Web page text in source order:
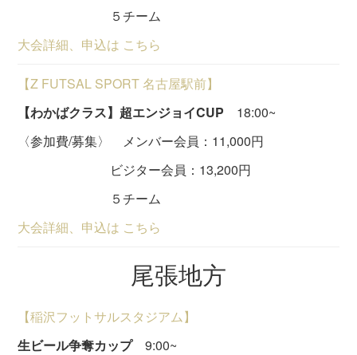
５チーム
大会詳細、申込は こちら
【Z FUTSAL SPORT 名古屋駅前】
【わかばクラス】超エンジョイCUP 18:00~
〈参加費/募集〉 メンバー会員：11,000円
ビジター会員：13,200円
５チーム
大会詳細、申込は こちら
尾張地方
【稲沢フットサルスタジアム】
生ビール争奪カップ9:00~